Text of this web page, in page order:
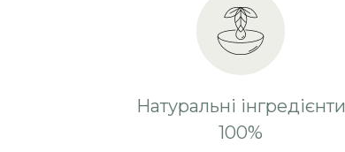
Натуральні інгредієнти
100%